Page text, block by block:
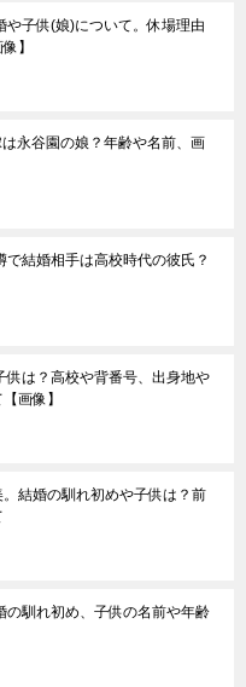
や子供(娘)について。休場理由
】
永谷園の娘？年齢や名前、画
結婚相手は高校時代の彼氏？
供は？高校や背番号、出身地や
画像】
結婚の馴れ初めや子供は？前
の馴れ初め、子供の名前や年齢